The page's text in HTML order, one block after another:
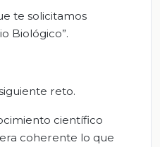
te solicitamos
Biológico”.
reto.
científico
coherente lo que